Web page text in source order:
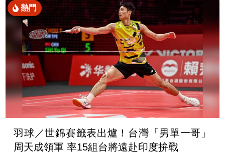
熱門
羽球／世錦賽籤表出爐！台灣「男單一哥」
周天成領軍 率15組台將遠赴印度拚戰